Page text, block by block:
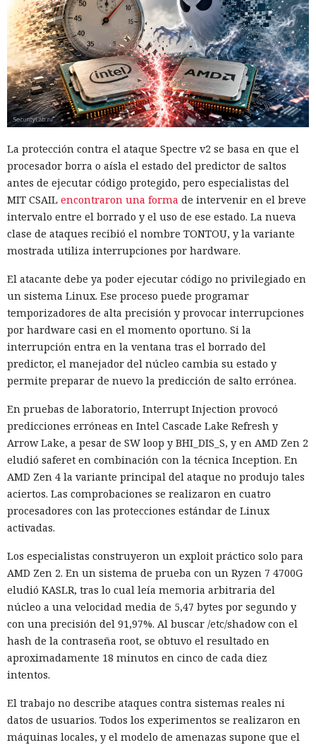
La protección contra el ataque Spectre v2 se basa en que el
procesador borra o aísla el estado del predictor de saltos
antes de ejecutar código protegido, pero especialistas del
MIT CSAIL encontraron una forma de intervenir en el breve
intervalo entre el borrado y el uso de ese estado. La nueva
clase de ataques recibió el nombre TONTOU, y la variante
mostrada utiliza interrupciones por hardware.
El atacante debe ya poder ejecutar código no privilegiado en
un sistema Linux. Ese proceso puede programar
temporizadores de alta precisión y provocar interrupciones
por hardware casi en el momento oportuno. Si la
interrupción entra en la ventana tras el borrado del
predictor, el manejador del núcleo cambia su estado y
permite preparar de nuevo la predicción de salto errónea.
En pruebas de laboratorio, Interrupt Injection provocó
predicciones erróneas en Intel Cascade Lake Refresh y
Arrow Lake, a pesar de SW loop y BHI_DIS_S, y en AMD Zen 2
eludió saferet en combinación con la técnica Inception. En
AMD Zen 4 la variante principal del ataque no produjo tales
aciertos. Las comprobaciones se realizaron en cuatro
procesadores con las protecciones estándar de Linux
activadas.
Los especialistas construyeron un exploit práctico solo para
AMD Zen 2. En un sistema de prueba con un Ryzen 7 4700G
eludió KASLR, tras lo cual leía memoria arbitraria del
núcleo a una velocidad media de 5,47 bytes por segundo y
con una precisión del 91,97%. Al buscar /etc/shadow con el
hash de la contraseña root, se obtuvo el resultado en
aproximadamente 18 minutos en cinco de cada diez
intentos.
El trabajo no describe ataques contra sistemas reales ni
datos de usuarios. Todos los experimentos se realizaron en
máquinas locales, y el modelo de amenazas supone que el